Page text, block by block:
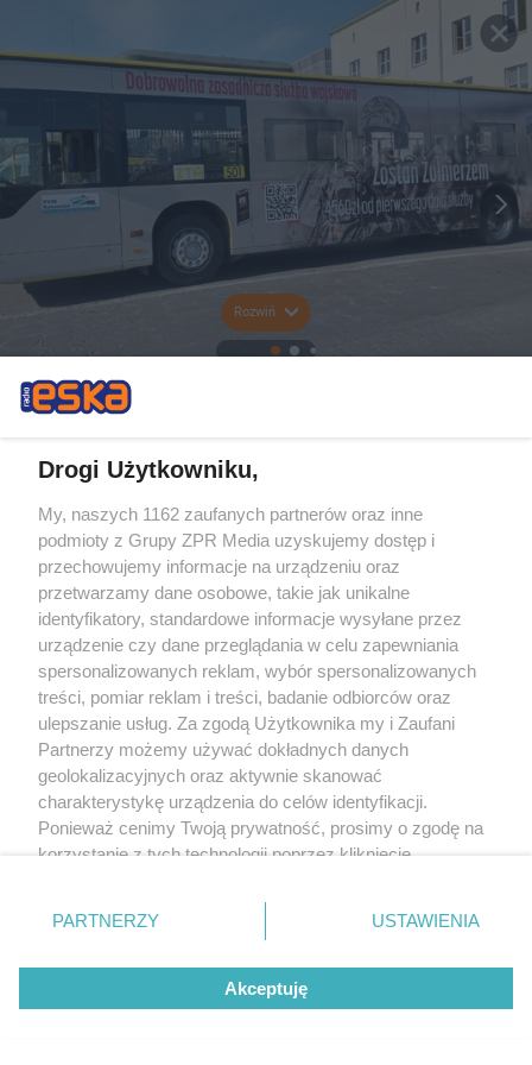
Rozwiń
Drogi Użytkowniku,
My, naszych 1162 zaufanych partnerów oraz inne
podmioty z Grupy ZPR Media uzyskujemy dostęp i
przechowujemy informacje na urządzeniu oraz
przetwarzamy dane osobowe, takie jak unikalne
identyfikatory, standardowe informacje wysyłane przez
urządzenie czy dane przeglądania w celu zapewniania
spersonalizowanych reklam, wybór spersonalizowanych
treści, pomiar reklam i treści, badanie odbiorców oraz
ulepszanie usług. Za zgodą Użytkownika my i Zaufani
Partnerzy możemy używać dokładnych danych
geolokalizacyjnych oraz aktywnie skanować
charakterystykę urządzenia do celów identyfikacji.
Ponieważ cenimy Twoją prywatność, prosimy o zgodę na
korzystanie z tych technologii poprzez kliknięcie
zmienić/wycofać klikając przycisk ustawień prywatności
znajdujący się w lewym dolnym rogu strony
rodzaje przetwarzania danych nie wymagają zgody
użytkownika, ale masz prawo sprzeciwić się takiemu
przetwarzaniu. Preferencje będą miały zastosowanie tylko
PARTNERZY USTAWIENIA
Akceptuję